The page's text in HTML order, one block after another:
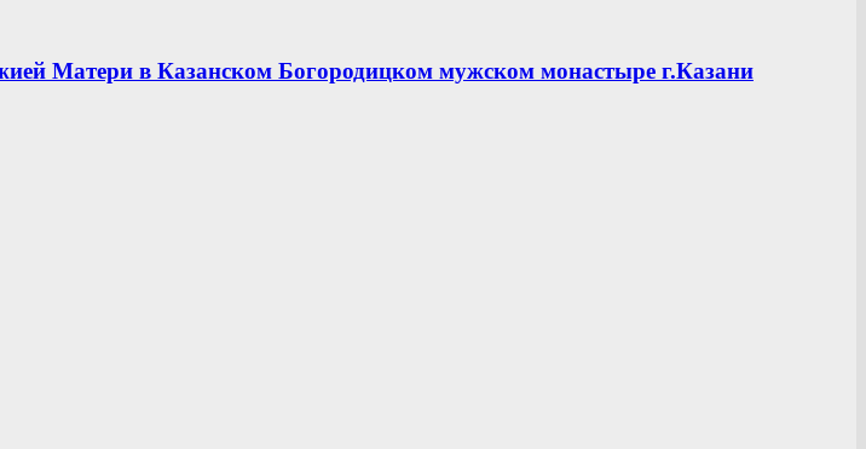
Матери в Казанском Богородицком мужском монастыре г.Казани